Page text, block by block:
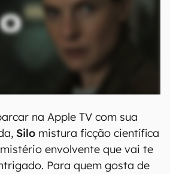
na Apple TV com sua
Silo mistura ficção científica
envolvente que vai te
Para quem gosta de